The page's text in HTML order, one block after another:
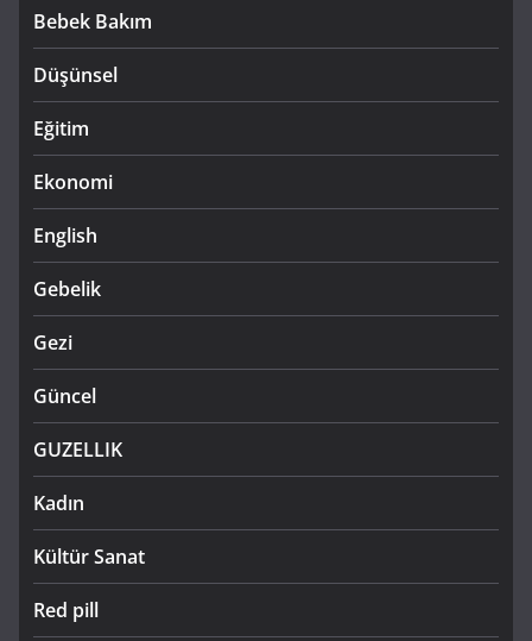
Bebek Bakım
Düşünsel
Eğitim
Ekonomi
English
Gebelik
Gezi
Güncel
GUZELLIK
Kadın
Kültür Sanat
Red pill